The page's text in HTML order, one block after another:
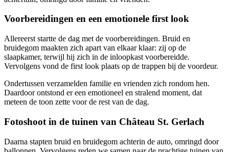
Voorbereidingen en een emotionele first look
Allereerst startte de dag met de voorbereidingen. Bruid en
bruidegom maakten zich apart van elkaar klaar: zij op de
slaapkamer, terwijl hij zich in de inloopkast voorbereidde.
Vervolgens vond de first look plaats op de trappen bij de voordeur.
Ondertussen verzamelden familie en vrienden zich rondom hen.
Daardoor ontstond er een emotioneel en stralend moment, dat
meteen de toon zette voor de rest van de dag.
Fotoshoot in de tuinen van Château St. Gerlach
Daarna stapten bruid en bruidegom achterin de auto, omringd door